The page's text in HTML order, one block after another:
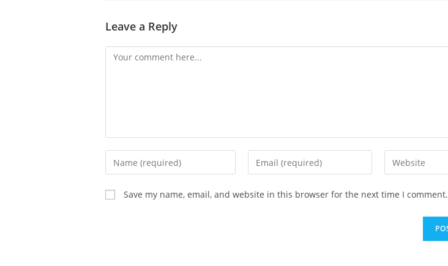
Leave a Reply
Comment
Enter
your
name
or
Enter
your
Enter
your
Save my name, email, and website in this browser for the next time I comment.